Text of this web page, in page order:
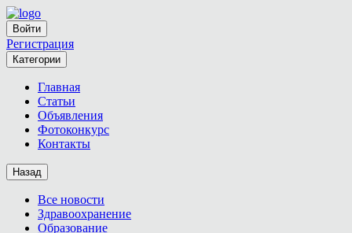
Войти
Регистрация
Категории
Главная
Статьи
Объявления
Фотоконкурс
Контакты
Назад
Все новости
Здравоохранение
Образование